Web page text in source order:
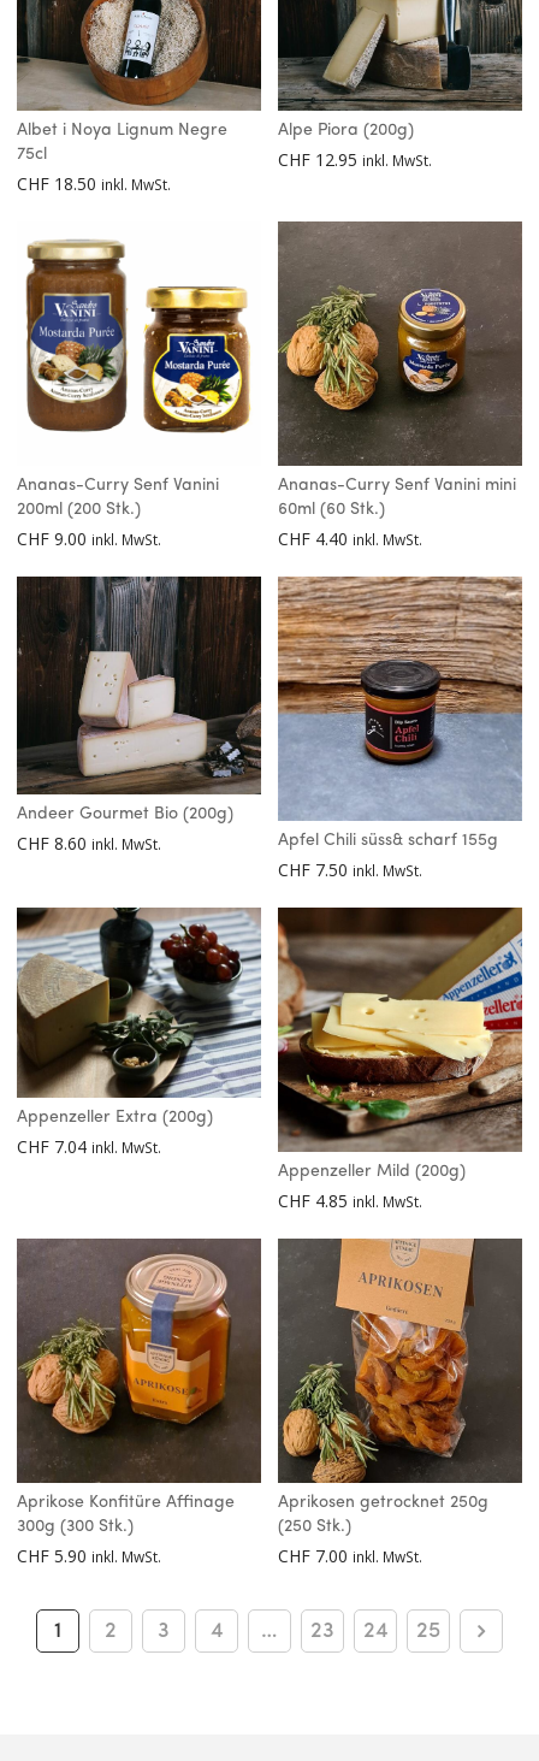
Albet i Noya Lignum Negre
75cl
CHF 18.50 inkl. MwSt.
Alpe Piora (200g)
CHF 12.95 inkl. MwSt.
Ananas-Curry Senf Vanini
200ml (200 Stk.)
CHF 9.00 inkl. MwSt.
Ananas-Curry Senf Vanini mini
60ml (60 Stk.)
CHF 4.40 inkl. MwSt.
Andeer Gourmet Bio (200g)
CHF 8.60 inkl. MwSt. Apfel Chili süss& scharf 155g
CHF 7.50 inkl. MwSt.
Appenzeller Extra (200g)
CHF 7.04 inkl. MwSt.
Appenzeller Mild (200g)
CHF 4.85 inkl. MwSt.
Aprikose Konfitüre Affinage
300g (300 Stk.)
CHF 5.90 inkl. MwSt.
Aprikosen getrocknet 250g
(250 Stk.)
CHF 7.00 inkl. MwSt.
1 2 3 4 … 23 24 25